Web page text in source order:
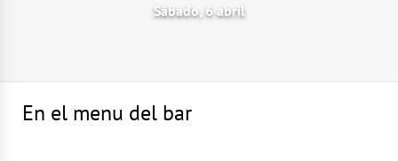
Sábado, 6 abril
En el menu del bar